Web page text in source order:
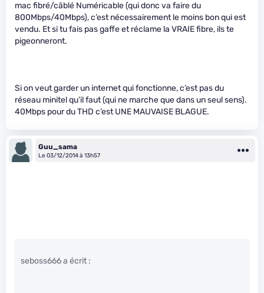
mac fibré/câblé Numéricable (qui donc va faire du
800Mbps/40Mbps), c’est nécessairement le moins bon qui est
vendu. Et si tu fais pas gaffe et réclame la VRAIE fibre, ils te
pigeonneront.
Si on veut garder un internet qui fonctionne, c’est pas du
réseau minitel qu’il faut (qui ne marche que dans un seul sens).
40Mbps pour du THD c’est UNE MAUVAISE BLAGUE.
Guu_sama
Le 03/12/2014 à 13h57
seboss666 a écrit :